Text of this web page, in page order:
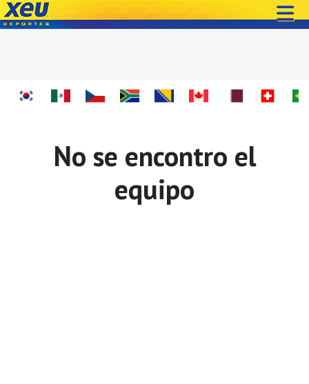
No se encontro el
equipo